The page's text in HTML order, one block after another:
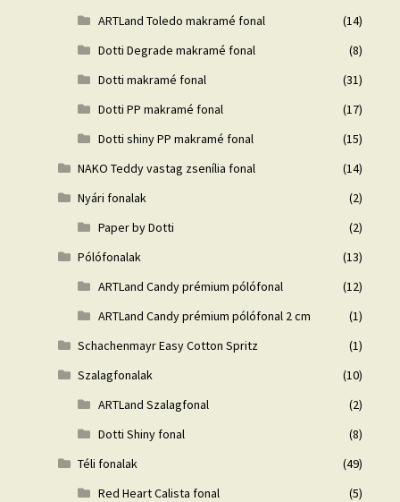
ARTLand Toledo makramé fonal
(14)
Dotti Degrade makramé fonal
(8)
Dotti makramé fonal
(31)
Dotti PP makramé fonal
(17)
Dotti shiny PP makramé fonal
(15)
NAKO Teddy vastag zsenília fonal
(14)
Nyári fonalak
(2)
Paper by Dotti
(2)
Pólófonalak
(13)
ARTLand Candy prémium pólófonal
(12)
ARTLand Candy prémium pólófonal 2 cm
(1)
Schachenmayr Easy Cotton Spritz
(1)
Szalagfonalak
(10)
ARTLand Szalagfonal
(2)
Dotti Shiny fonal
(8)
Téli fonalak
(49)
Red Heart Calista fonal
(5)